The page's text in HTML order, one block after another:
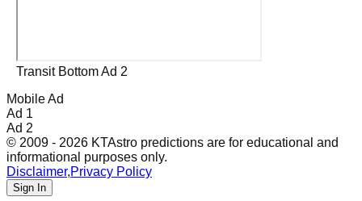
Transit Bottom Ad 2
Mobile Ad
Ad 1
Ad 2
© 2009 - 2026 KTAstro predictions are for educational and
informational purposes only.
Disclaimer,Privacy Policy
Sign In